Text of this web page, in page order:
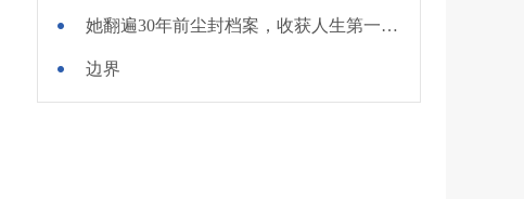
她翻遍30年前尘封档案，收获人生第一面锦旗
边界